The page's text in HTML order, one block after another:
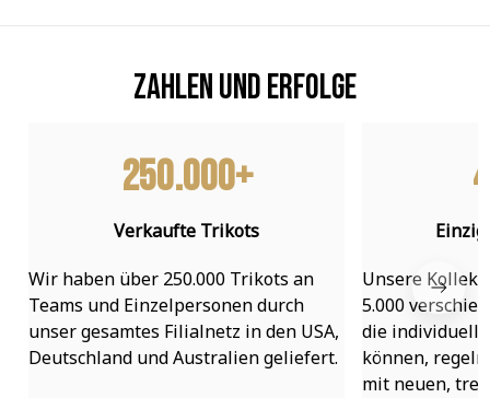
Zahlen und Erfolge
250.000+
Verkaufte Trikots
Wir haben über 250.000 Trikots an
Teams und Einzelpersonen durch
unser gesamtes Filialnetz in den USA,
Deutschland und Australien geliefert.
Unsere
5.000
die individuell
können,
mit neuen,